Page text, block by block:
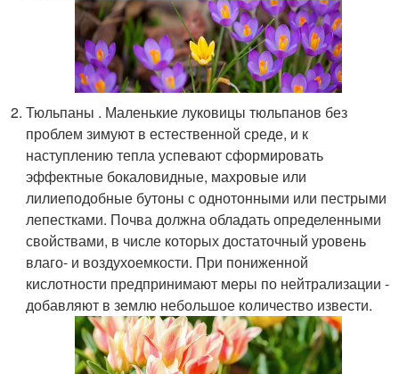
Тюльпаны . Маленькие луковицы тюльпанов без
проблем зимуют в естественной среде, и к
наступлению тепла успевают сформировать
эффектные бокаловидные, махровые или
лилиеподобные бутоны с однотонными или пестрыми
лепестками. Почва должна обладать определенными
свойствами, в числе которых достаточный уровень
влаго- и воздухоемкости. При пониженной
кислотности предпринимают меры по нейтрализации -
добавляют в землю небольшое количество извести.